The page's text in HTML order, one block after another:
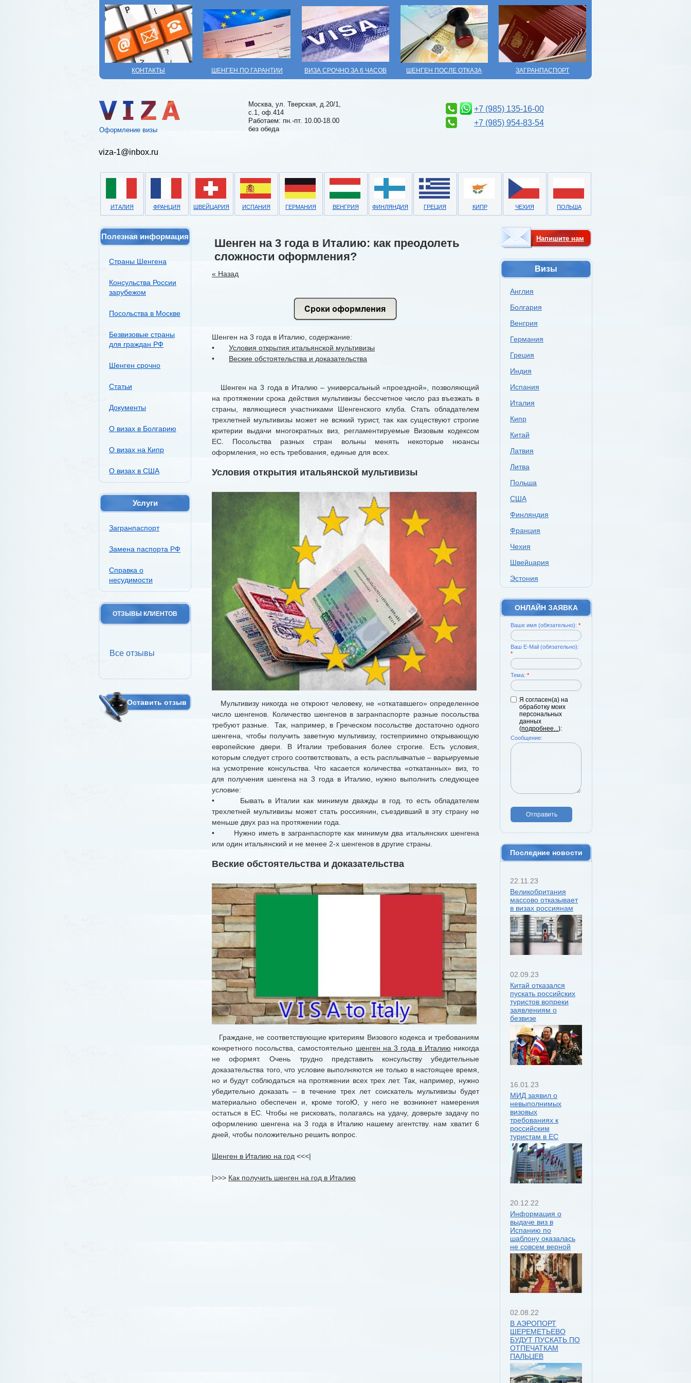
КОНТАКТЫ ШЕНГЕН ПО ГАРАНТИИ ВИЗА СРОЧНО ЗА 6 ЧАСОВ ШЕНГЕН ПОСЛЕ ОТКАЗА ЗАГРАНПАСПОРТ
Оформление визы
viza-1@inbox.ru
Москва, ул. Тверская, д.20/1,
с.1, оф.414
Работаем: пн.-пт. 10.00-18.00
без обеда
+7 (985) 135-16-00
+7 (985) 954-83-54
ИТАЛИЯ ФРАНЦИЯ ШВЕЙЦАРИЯ ИСПАНИЯ ГЕРМАНИЯ ВЕНГРИЯ ФИНЛЯНДИЯ ГРЕЦИЯ КИПР ЧЕХИЯ ПОЛЬША
Полезная информация
Страны Шенгена
Консульства России
зарубежом
Посольства в Москве
Безвизовые страны
для граждан РФ
Шенген срочно
Статьи
Документы
О визах в Болгарию
О визах на Кипр
О визах в США
Услуги
Загранпаспорт
Замена паспорта РФ
Справка о
несудимости
ОТЗЫВЫ КЛИЕНТОВ
Все отзывы
Оставить отзыв
Шенген на 3 года в Италию: как преодолеть
сложности оформления?
« Назад
Шенген на 3 года в Италию, содержание:
• Условия открытия итальянской мультивизы
• Веские обстоятельства и доказательства
Шенген на 3 года в Италию – универсальный «проездной», позволяющий
на протяжении срока действия мультивизы бессчетное число раз въезжать в
страны, являющиеся участниками Шенгенского клуба. Стать обладателем
трехлетней мультивизы может не всякий турист, так как существуют строгие
критерии выдачи многократных виз, регламентируемые Визовым кодексом
ЕС. Посольства разных стран вольны менять некоторые нюансы
оформления, но есть требования, единые для всех.
Условия открытия итальянской мультивизы
Мультивизу никогда не откроют человеку, не «откатавшего» определенное
число шенгенов. Количество шенгенов в загранпаспорте разные посольства
требуют разные. Так, например, в Греческом посольстве достаточно одного
шенгена, чтобы получить заветную мультивизу, гостеприимно открывающую
европейские двери. В Италии требования более строгие. Есть условия,
которым следует строго соответствовать, а есть расплывчатые – варьируемые
на усмотрение консульства. Что касается количества «откатанных» виз, то
для получения шенгена на 3 года в Италию, нужно выполнить следующее
условие:
• Бывать в Италии как минимум дважды в год. то есть обладателем
трехлетней мультивизы может стать россиянин, съездивший в эту страну не
меньше двух раз на протяжении года.
• Нужно иметь в загранпаспорте как минимум два итальянских шенгена
или один итальянский и не менее 2-х шенгенов в другие страны.
Веские обстоятельства и доказательства
Граждане, не соответствующие критериям Визового кодекса и требованиям
конкретного посольства, самостоятельно шенген на 3 года в Италию никогда
не оформят. Очень трудно представить консульству убедительные
доказательства того, что условие выполняются не только в настоящее время,
но и будут соблюдаться на протяжении всех трех лет. Так, например, нужно
убедительно доказать – в течение трех лет соискатель мультивизы будет
материально обеспечен и, кроме тогоЮ, у него не возникнет намерения
остаться в ЕС. Чтобы не рисковать, полагаясь на удачу, доверьте задачу по
оформлению шенгена на 3 года в Италию нашему агентству. нам хватит 6
дней, чтобы положительно решить вопрос.
Шенген в Италию на год <<<|
|>>> Как получить шенген на год в Италию
Напишите нам
Визы
Англия
Болгария
Венгрия
Германия
Греция
Индия
Испания
Италия
Кипр
Китай
Латвия
Литва
Польша
США
Финляндия
Франция
Чехия
Швейцария
Эстония
ОНЛАЙН ЗАЯВКА
Ваше имя (обязательно): *
Ваш E-Mail (обязательно):
*
Тема: *
Я согласен(а) на
обработку моих
персональных
данных
(подробнее...):
Сообщение:
Отправить
Последние новости
22.11.23
Великобритания
массово отказывает
в визах россиянам
02.09.23
Китай отказался
пускать российских
туристов вопреки
заявлениям о
безвизе
16.01.23
МИД заявил о
невыполнимых
визовых
требованиях к
российским
туристам в ЕС
20.12.22
Информация о
выдаче виз в
Испанию по
шаблону оказалась
не совсем верной
02.08.22
В АЭРОПОРТ
ШЕРЕМЕТЬЕВО
БУДУТ ПУСКАТЬ ПО
ОТПЕЧАТКАМ
ПАЛЬЦЕВ